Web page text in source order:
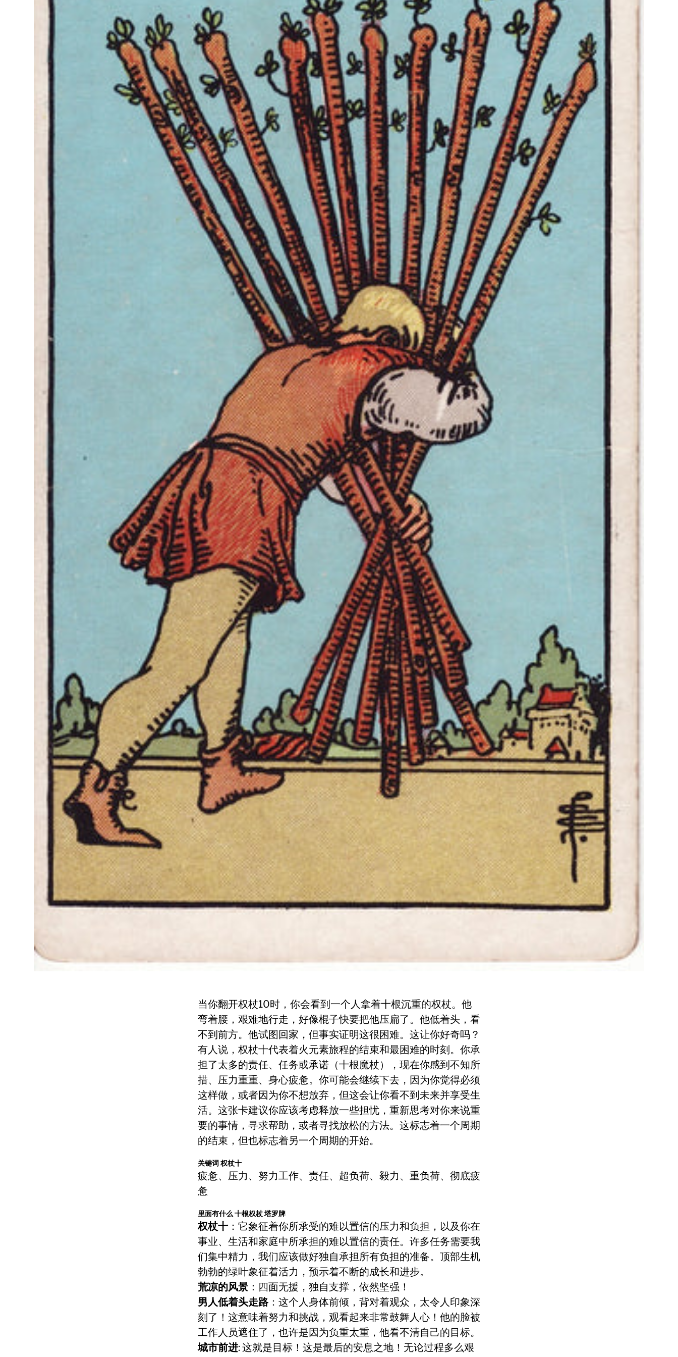
当你翻开权杖10时，你会看到一个人拿着十根沉重的权杖。他
弯着腰，艰难地行走，好像棍子快要把他压扁了。他低着头，看
不到前方。他试图回家，但事实证明这很困难。这让你好奇吗？
有人说，权杖十代表着火元素旅程的结束和最困难的时刻。你承
担了太多的责任、任务或承诺（十根魔杖），现在你感到不知所
措、压力重重、身心疲惫。你可能会继续下去，因为你觉得必须
这样做，或者因为你不想放弃，但这会让你看不到未来并享受生
活。这张卡建议你应该考虑释放一些担忧，重新思考对你来说重
要的事情，寻求帮助，或者寻找放松的方法。这标志着一个周期
的结束，但也标志着另一个周期的开始。
关键词 权杖十
疲惫、压力、努力工作、责任、超负荷、毅力、重负荷、彻底疲
惫
里面有什么 十根权杖塔罗牌
权杖十 ：它象征着你所承受的难以置信的压力和负担，以及你在
事业、生活和家庭中所承担的难以置信的责任。许多任务需要我
们集中精力，我们应该做好独自承担所有负担的准备。顶部生机
勃勃的绿叶象征着活力，预示着不断的成长和进步。
荒凉的风景 ：四面无援，独自支撑，依然坚强！
男人低着头走路：这个人身体前倾，背对着观众，太令人印象深
刻了！这意味着努力和挑战，观看起来非常鼓舞人心！他的脸被
工作人员遮住了，也许是因为负重太重，他看不清自己的目标。
城市前进: 这就是目标！这是最后的安息之地！无论过程多么艰